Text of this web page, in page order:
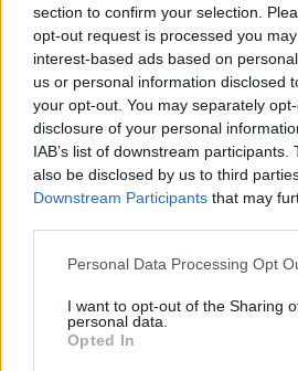
section to confirm your selection.
opt-out request is processed you
interest-based ads based on
us or personal information disclosed
your opt-out. You may separately
disclosure of your personal
IAB’s list of downstream
also be disclosed by us to third
Downstream Participants that may
Personal Data Processing Opt
I want to opt-out of the Sharing
personal data.
Opted In
Minősítés
Hogyan lehet
kutyabarát